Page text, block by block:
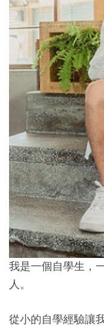
我是一個自學生，
人。
從小的自學經驗讓